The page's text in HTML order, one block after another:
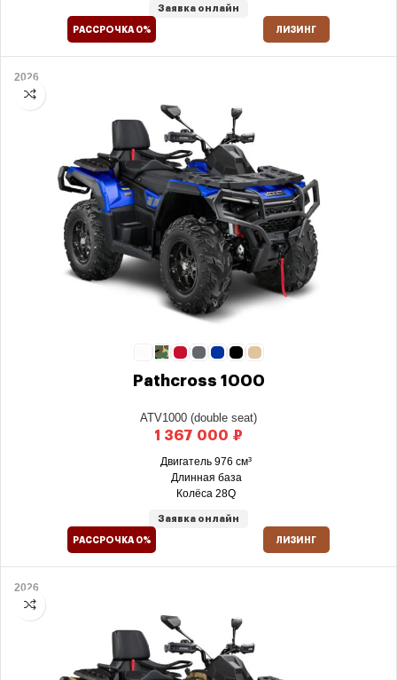
Заявка онлайн
РАССРОЧКА 0% ЛИЗИНГ
2026
Pathcross 1000
ATV1000 (double seat)
₽
Двигатель 976 см³
Длинная база
Колёса 28Q
Заявка онлайн
РАССРОЧКА 0% ЛИЗИНГ
2026